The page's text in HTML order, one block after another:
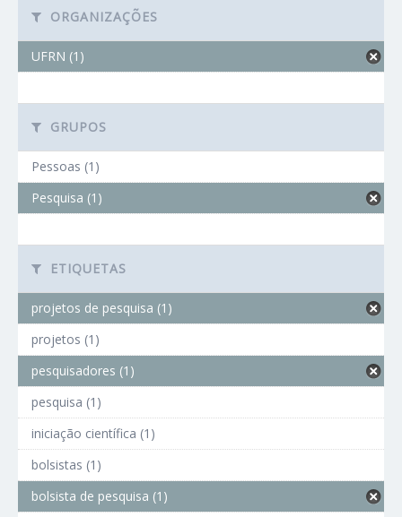
ORGANIZAÇÕES
UFRN (1)
GRUPOS
Pessoas (1)
Pesquisa (1)
ETIQUETAS
projetos de pesquisa (1)
projetos (1)
pesquisadores (1)
pesquisa (1)
iniciação científica (1)
bolsistas (1)
bolsista de pesquisa (1)